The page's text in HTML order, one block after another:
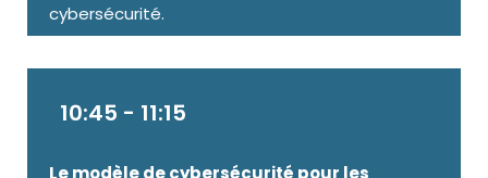
cybersécurité.
10:45 - 11:15
Le modèle de cybersécurité pour les